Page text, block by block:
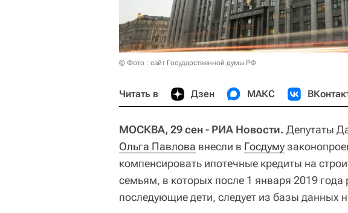
© Фото : сайт Государственной думы РФ
Читать в Дзен МАКС
МОСКВА, 29 сен - РИА Новости. Депутаты
Ольга Павлова внесли в Госдуму
компенсировать ипотечные кредиты на
семьям, в которых после 1 января 2019 года
последующие дети, следует из базы данных